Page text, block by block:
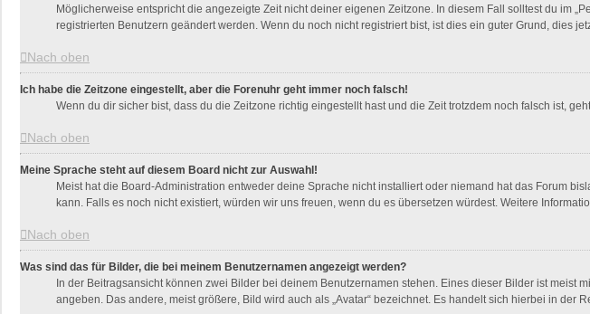
Möglicherweise entspricht die angezeigte Zeit nicht deiner eigenen Zeitzone. In diesem Fall solltest du im
registrierten Benutzern geändert werden. Wenn du noch nicht registriert bist, ist dies ein guter Grund, dies
Nach oben
Ich habe die Zeitzone eingestellt, aber die Forenuhr geht immer noch falsch!
Wenn du dir sicher bist, dass du die Zeitzone richtig eingestellt hast und die Zeit trotzdem noch falsch ist,
Nach oben
Meine Sprache steht auf diesem Board nicht zur Auswahl!
Meist hat die Board-Administration entweder deine Sprache nicht installiert oder niemand hat das Forum
kann. Falls es noch nicht existiert, würden wir uns freuen, wenn du es übersetzen würdest. Weitere
Nach oben
Was sind das für Bilder, die bei meinem Benutzernamen angezeigt werden?
In der Beitragsansicht können zwei Bilder bei deinem Benutzernamen stehen. Eines dieser Bilder ist meist
angeben. Das andere, meist größere, Bild wird auch als „Avatar“ bezeichnet. Es handelt sich hierbei in